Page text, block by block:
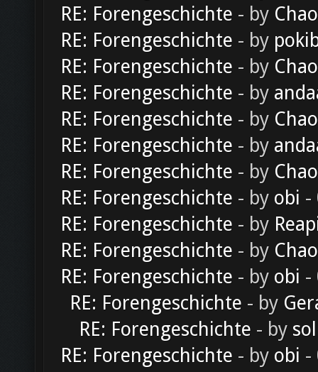
RE: Forengeschichte - by
RE: Forengeschichte - by
RE: Forengeschichte - by
RE: Forengeschichte - by
RE: Forengeschichte - by
RE: Forengeschichte - by
RE: Forengeschichte - by
RE: Forengeschichte - by obi -
RE: Forengeschichte - by
RE: Forengeschichte - by
RE: Forengeschichte - by obi -
RE: Forengeschichte - by
RE: Forengeschichte - by
RE: Forengeschichte - by obi -